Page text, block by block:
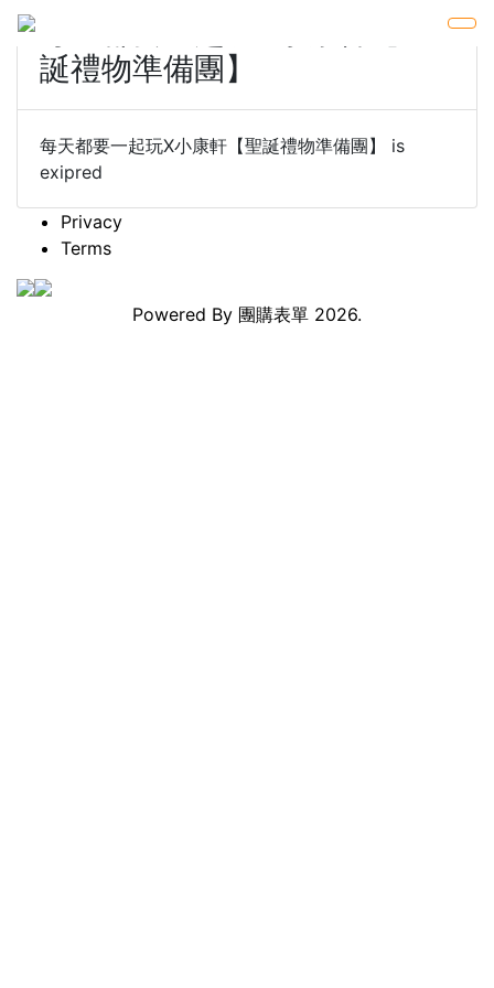
誕禮物準備團】
每天都要一起玩X小康軒【聖誕禮物準備團】 is
exipred
Privacy
Terms
Powered By 團購表單 2026.